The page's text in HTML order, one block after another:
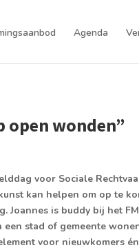
Agenda
open wonden”
voor Sociale
kan helpen om op te
Joannes is buddy bij het
stad of gemeente
voor nieuwkomers